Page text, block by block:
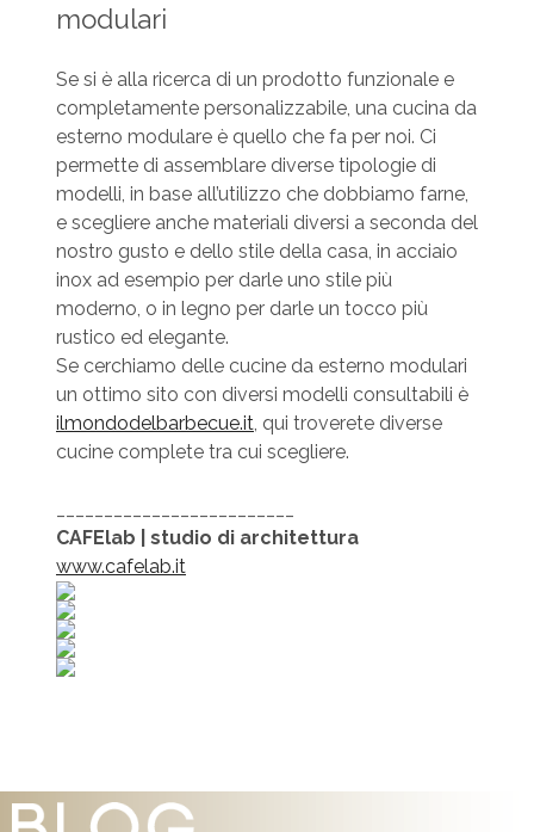
modulari
Se si è alla ricerca di un prodotto funzionale e
completamente personalizzabile, una cucina da
esterno modulare è quello che fa per noi. Ci
permette di assemblare diverse tipologie di
modelli, in base all’utilizzo che dobbiamo farne,
e scegliere anche materiali diversi a seconda del
nostro gusto e dello stile della casa, in acciaio
inox ad esempio per darle uno stile più
moderno, o in legno per darle un tocco più
rustico ed elegante.
Se cerchiamo delle cucine da esterno modulari
un ottimo sito con diversi modelli consultabili è
ilmondodelbarbecue.it, qui troverete diverse
cucine complete tra cui scegliere.
CAFElab | studio di architettura
www.cafelab.it